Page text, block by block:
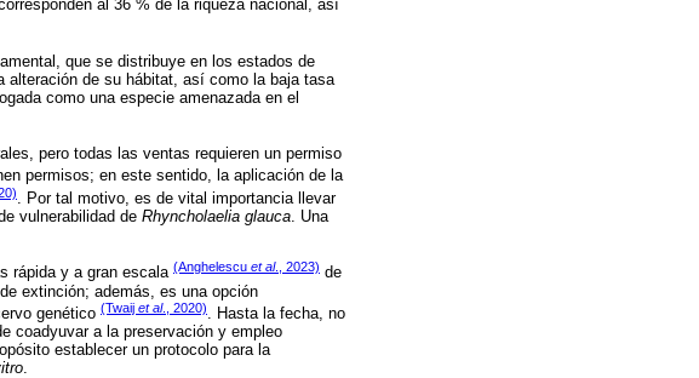
al 36 % de la riqueza nacional, así
que se distribuye en los estados de
alteración de su hábitat, así como la baja tasa
como una especie amenazada en el
pero todas las ventas requieren un permiso
permisos; en este sentido, la aplicación de la
. Por tal motivo, es de vital importancia llevar
vulnerabilidad de Rhyncholaelia glauca . Una
rápida y a gran escala (Anghelescu et al., 2023) de
extinción; además, es una opción
genético (Twaij et al., 2020)
. Hasta la fecha, no
coadyuvar a la preservación y empleo
establecer un protocolo para la